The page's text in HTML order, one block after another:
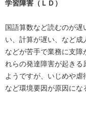
学習障害（ＬＤ）
国語算数など読むのが
い、計算が遅い、など
などが苦手で業務に支障
れらの発達障害が起きる
ようですが、いじめや虐
など環境要因が原因にな